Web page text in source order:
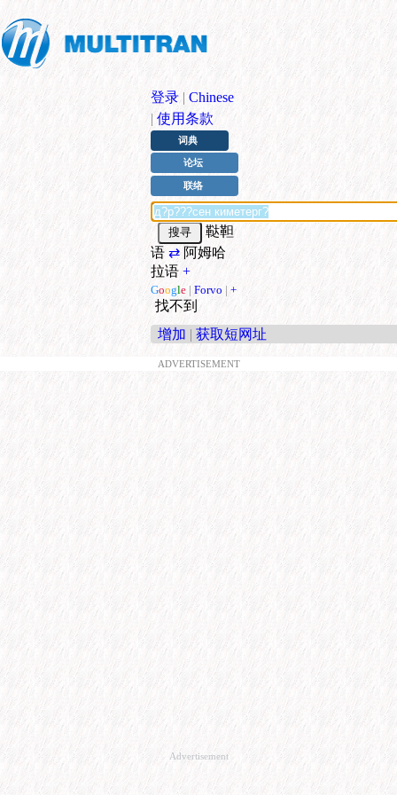
登录 | Chinese
| 使用条款
词典
论坛
联络
鞑靼
语 ⇄阿姆哈
拉语 +
Google | Forvo | +
找不到
增加 | 获取短网址
ADVERTISEMENT
Advertisement